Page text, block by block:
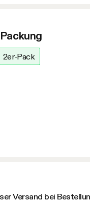
2er-Pack
Versand bei